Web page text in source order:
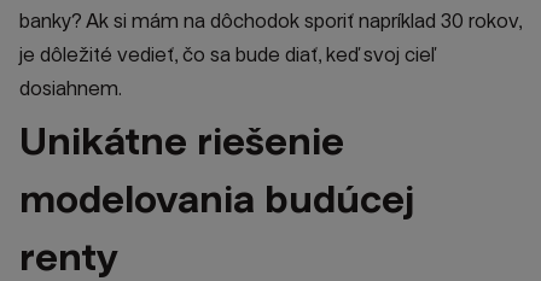
banky? Ak si mám na dôchodok sporiť napríklad 30 rokov,
je dôležité vedieť, čo sa bude diať, keď svoj cieľ
dosiahnem.
Unikátne riešenie
modelovania budúcej
renty